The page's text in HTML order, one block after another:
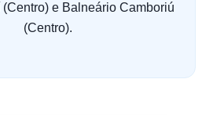
(Centro) e Balneário Camboriú
(Centro).